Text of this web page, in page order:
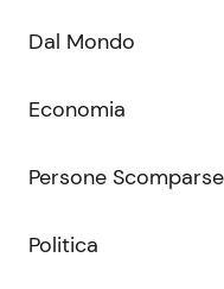
Dal Mondo
Economia
Persone Scomparse
Politica